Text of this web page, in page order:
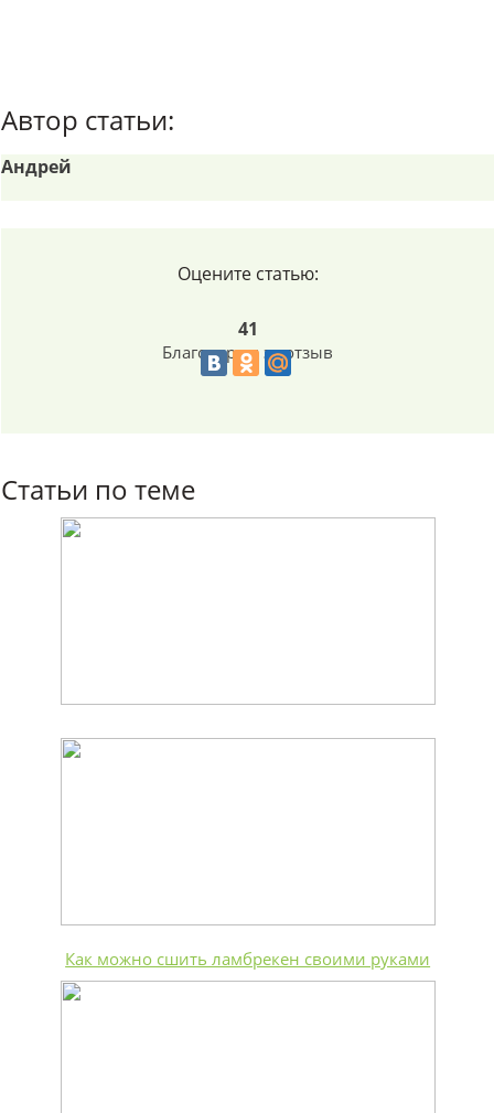
Автор статьи:
Андрей
Оцените статью:
41
Благодарим за отзыв
Статьи по теме
Как можно сшить ламбрекен своими руками